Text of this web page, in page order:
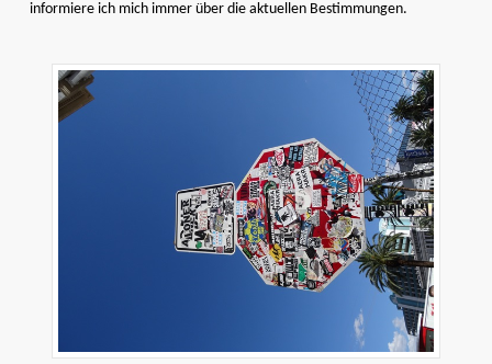
informiere ich mich immer über die aktuellen Bestimmungen.